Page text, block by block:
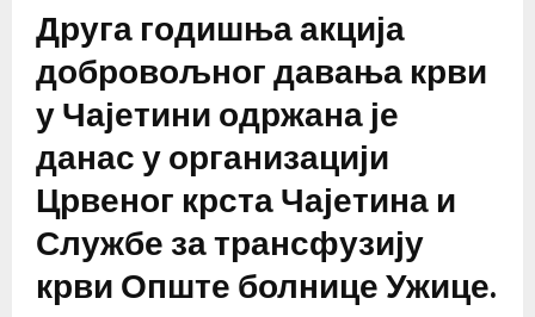
Друга годишња акција
добровољног давања крви
у Чајетини одржана је
данас у организацији
Црвеног крста Чајетина и
Службе за трансфузију
крви Опште болнице Ужице.